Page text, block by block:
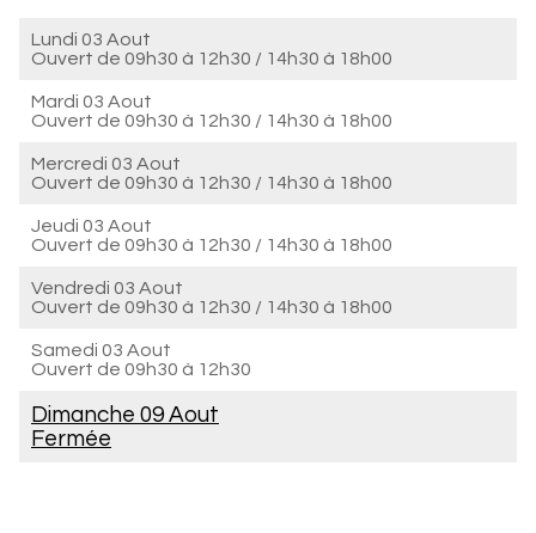
Lundi 03 Aout
Ouvert de 09h30 à 12h30 / 14h30 à 18h00
Mardi 03 Aout
Ouvert de 09h30 à 12h30 / 14h30 à 18h00
Mercredi 03 Aout
Ouvert de 09h30 à 12h30 / 14h30 à 18h00
Jeudi 03 Aout
Ouvert de 09h30 à 12h30 / 14h30 à 18h00
Vendredi 03 Aout
Ouvert de 09h30 à 12h30 / 14h30 à 18h00
Samedi 03 Aout
Ouvert de 09h30 à 12h30
Dimanche 09 Aout
Fermée